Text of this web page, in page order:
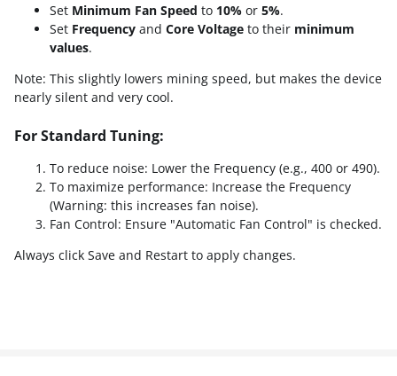
Set Minimum Fan Speed to 10% or 5%.
Set Frequency and Core Voltage to their minimum
values.
Note: This slightly lowers mining speed, but makes the device
nearly silent and very cool.
For Standard Tuning:
To reduce noise: Lower the Frequency (e.g., 400 or 490).
To maximize performance: Increase the Frequency
(Warning: this increases fan noise).
Fan Control: Ensure "Automatic Fan Control" is checked.
Always click Save and Restart to apply changes.